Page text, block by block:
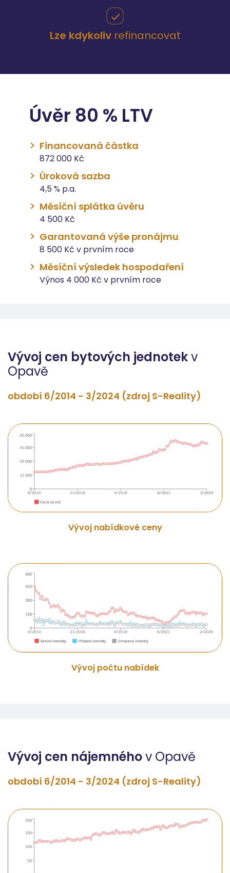
Lze kdykolivrefinancovat
Úvěr 80 % LTV
Financovaná částka
872 000 Kč
Úroková sazba
4,5 % p.a.
Měsíční splátka úvěru
4 500 Kč
Garantovaná výše pronájmu
8 500 Kč v prvním roce
Měsíční výsledek hospodaření
Výnos 4 000 Kč v prvním roce
Vývoj cen bytových jednotekv
Opavě
období 6/2014 - 3/2024 (zdroj S-Reality)
Vývoj nabídkové ceny
Vývoj počtu nabídek
Vývoj cen nájemnéhov Opavě
období 6/2014 - 3/2024 (zdroj S-Reality)